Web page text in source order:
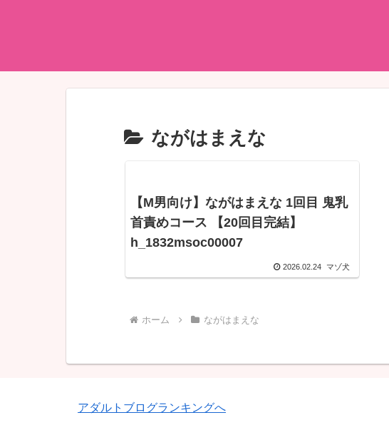
ながはまえな
【M男向け】ながはまえな 1回目 鬼乳
首責めコース 【20回目完結】
h_1832msoc00007
2026.02.24 マゾ犬
ホーム ながはまえな
アダルトブログランキングへ